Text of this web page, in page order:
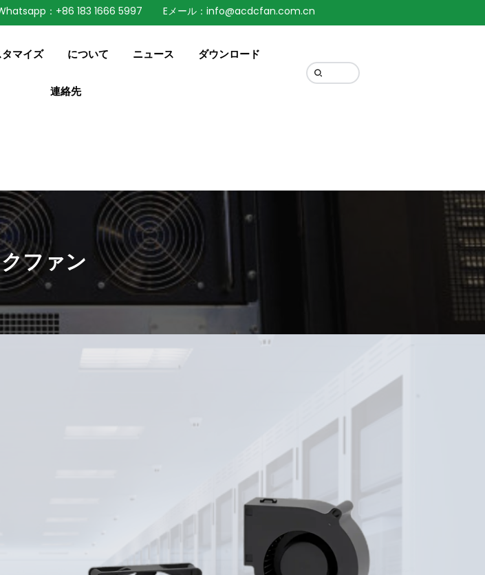
English
：+86 183 1666 5997 Eメール：info@acdcfan.com.cn
マイズ について ニュース ダウンロード
連絡先
ファン